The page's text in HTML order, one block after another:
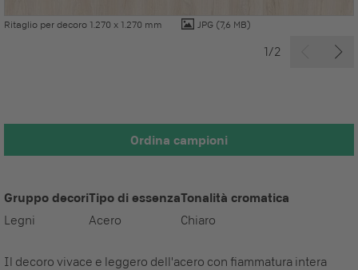
Ritaglio per decoro 1.270 x 1.270 mm JPG (7,6 MB)
1/2
Ordina campioni
Gruppo decori
Legni
Tipo di essenza
Acero
Tonalità cromatica
Chiaro
Il decoro vivace e leggero dell'acero con fiammatura intera